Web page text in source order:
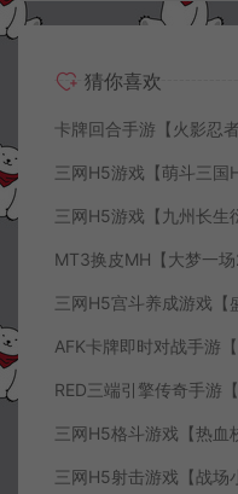
猜你喜欢